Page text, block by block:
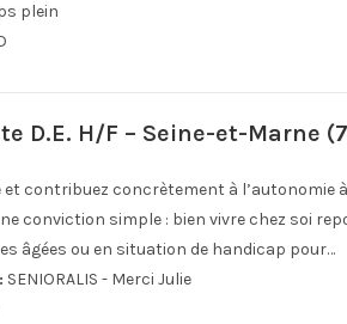
plein
D.E. H/F – Seine-et-Marne
et contribuez concrètement à l’autonomie
conviction simple : bien vivre chez soi
âgées ou en situation de handicap pour…
SENIORALIS - Merci Julie